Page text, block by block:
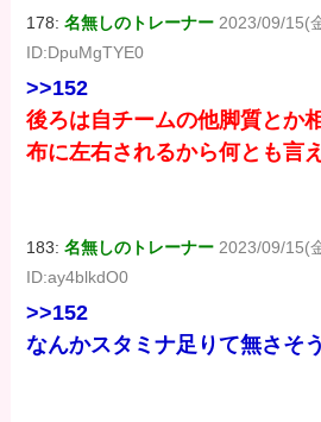
178:名無しのトレーナー 2023/09/15(
ID:DpuMgTYE0
>>152
後ろは自チームの他脚質とか
布に左右されるから何とも言
183:名無しのトレーナー 2023/09/15(
ID:ay4blkdO0
>>152
なんかスタミナ足りて無さそう